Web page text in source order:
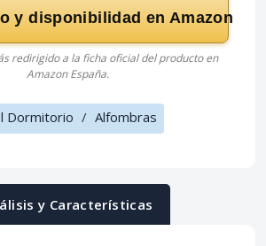
y disponibilidad en Amazon
redirigido a la ficha oficial del producto en
Amazon España.
Dormitorio / Alfombras
y Características